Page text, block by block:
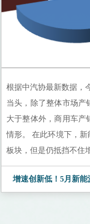
根据中汽协最新数据，
当头，除了整体市场产
大于整体外，商用车产
情形。 在此环境下，
板块，但是仍抵挡不住
增速创新低！5月新能